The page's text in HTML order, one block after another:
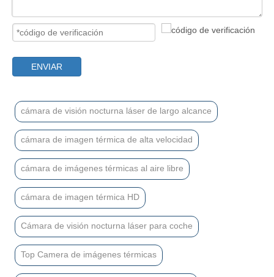
ENVIAR
cámara de visión nocturna láser de largo alcance
cámara de imagen térmica de alta velocidad
cámara de imágenes térmicas al aire libre
cámara de imagen térmica HD
Cámara de visión nocturna láser para coche
Top Camera de imágenes térmicas